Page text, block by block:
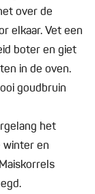
over de
elkaar. Vet een
boter en giet
in de oven.
goudbruin
het
winter en